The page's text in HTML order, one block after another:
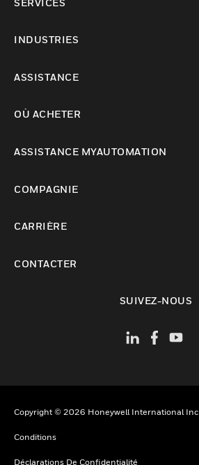
INDUSTRIES
ASSISTANCE
OÙ ACHETER
ASSISTANCE MYAUTOMATION
COMPAGNIE
CARRIÈRE
CONTACTER
SUIVEZ-NOUS
Copyright © 2026 Honeywell International Inc
Conditions
Déclarations De Confidentialité